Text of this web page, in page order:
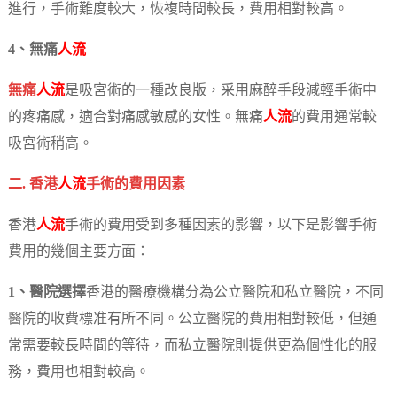
進行，手術難度較大，恢複時間較長，費用相對較高。
4、無痛人流
無痛人流是吸宮術的一種改良版，采用麻醉手段減輕手術中
的疼痛感，適合對痛感敏感的女性。無痛人流的費用通常較
吸宮術稍高。
二. 香港人流手術的費用因素
香港人流手術的費用受到多種因素的影響，以下是影響手術
費用的幾個主要方面：
1、醫院選擇香港的醫療機構分為公立醫院和私立醫院，不同
醫院的收費標准有所不同。公立醫院的費用相對較低，但通
常需要較長時間的等待，而私立醫院則提供更為個性化的服
務，費用也相對較高。